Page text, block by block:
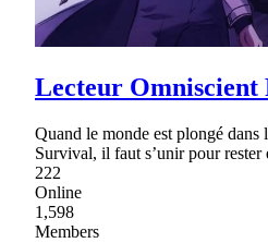
Lecteur Omniscient
Quand le monde est plongé dans
Survival, il faut s’unir pour
222
Online
1,598
Members